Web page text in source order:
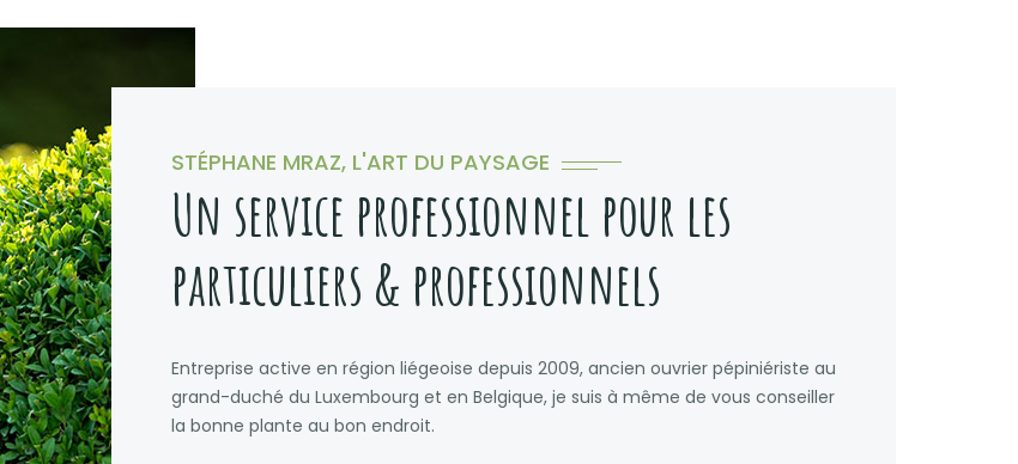
STÉPHANE MRAZ, L'ART DU PAYSAGE
Un service professionnel pour les
particuliers & professionnels
Entreprise active en région liégeoise depuis 2009, ancien ouvrier pépiniériste au
grand-duché du Luxembourg et en Belgique, je suis à même de vous conseiller
la bonne plante au bon endroit.